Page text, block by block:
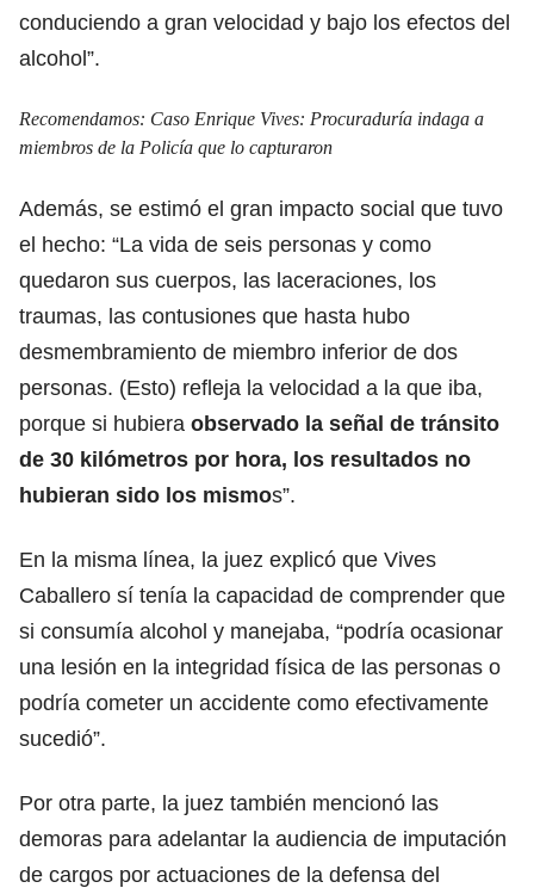
conduciendo a gran velocidad y bajo los efectos del
alcohol”.
Recomendamos: Caso Enrique Vives: Procuraduría indaga a
miembros de la Policía que lo capturaron
Además, se estimó el gran impacto social que tuvo
el hecho: “La vida de seis personas y como
quedaron sus cuerpos, las laceraciones, los
traumas, las contusiones que hasta hubo
desmembramiento de miembro inferior de dos
personas. (Esto) refleja la velocidad a la que iba,
porque si hubiera observado la señal de tránsito
de 30 kilómetros por hora, los resultados no
hubieran sido los mismos”.
En la misma línea, la juez explicó que Vives
Caballero sí tenía la capacidad de comprender que
si consumía alcohol y manejaba, “podría ocasionar
una lesión en la integridad física de las personas o
podría cometer un accidente como efectivamente
sucedió”.
Por otra parte, la juez también mencionó las
demoras para adelantar la audiencia de imputación
de cargos por actuaciones de la defensa del